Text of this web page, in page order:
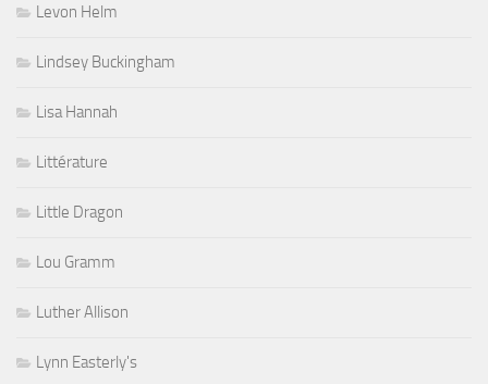
Levon Helm
Lindsey Buckingham
Lisa Hannah
Littérature
Little Dragon
Lou Gramm
Luther Allison
Lynn Easterly's